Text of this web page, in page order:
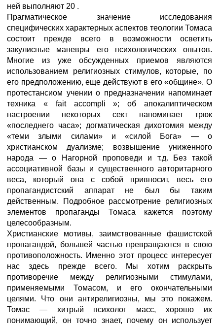
ней выполняют 20 .
Прагматическое значение исследования
специфических характерных аспектов теологии Томаса
состоит прежде всего в возможности осветить
закулисные маневры его психологических опытов.
Многие из уже обсужденных приемов являются
использованием религиозных стимулов, которые, по
его предположению, еще действуют в его «общине». О
протестансиом учении о предназначении напоминает
техника « fait accompli »; об апокалиптическом
настроении некоторых сект напоминает трюк
«последнего часа»; догматическая дихотомия между
«теми злыми силами» и «силой Бога» — о
христианском дуализме; возвышение униженного
народа — о Нагорной проповеди и т.д. Без такой
ассоциативной базы и существенного авторитарного
веса, который она с собой привносит, весь его
пропагандистский аппарат не был бы таким
действенным. Подробное рассмотрение религиозных
элементов пропаганды Томаса кажется поэтому
целесообразным.
Христианские мотивы, заимствованные фашистской
пропагандой, большей частью превращаются в свою
противоположность. Именно этот процесс интересует
нас здесь прежде всего. Мы хотим раскрыть
противоречие между религиозными стимулами,
применяемыми Томасом, и его окончательными
целями. Что они антирелигиозны, мы это покажем.
Томас — хитрый психолог масс, хорошо их
понимающий, он точно знает, почему он использует